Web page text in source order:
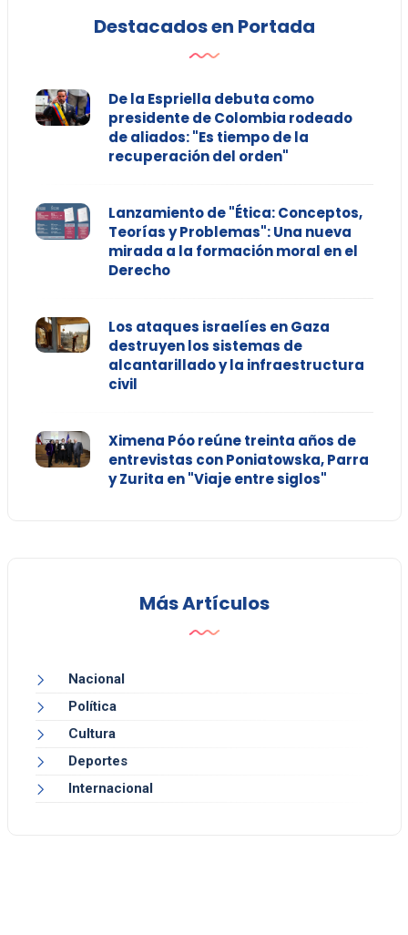
Destacados en Portada
De la Espriella debuta como
presidente de Colombia rodeado
de aliados: "Es tiempo de la
recuperación del orden"
Lanzamiento de "Ética: Conceptos,
Teorías y Problemas": Una nueva
mirada a la formación moral en el
Derecho
Los ataques israelíes en Gaza
destruyen los sistemas de
alcantarillado y la infraestructura
civil
Ximena Póo reúne treinta años de
entrevistas con Poniatowska, Parra
y Zurita en "Viaje entre siglos"
Más Artículos
Nacional
Política
Cultura
Deportes
Internacional